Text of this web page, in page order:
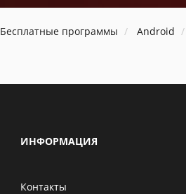
Бесплатные программы Android
ИНФОРМАЦИЯ
Контакты